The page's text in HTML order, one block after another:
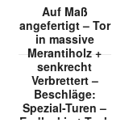
Auf Maß
angefertigt – Tor
in massive
Merantiholz +
senkrecht
Verbrettert –
Beschläge:
Spezial-Turen –
Endlackiert Teak